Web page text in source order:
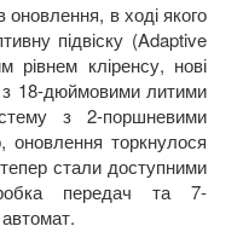
в ході якого
підвіску (Adaptive
рівнем кліренсу, нові
18-дюймовими литими
з 2-поршневими
оновлення торкнулося
тепер стали доступними
передач та 7-